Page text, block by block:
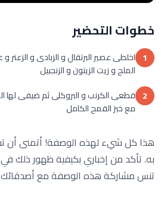
خطوات التحضير
1 اخلطى عصير البرتقال و الزبادى و
الملح و زيت الزيتون و الزنجبيل
2 قطعى الكرنب و البروكلى ثم ضيفى لها
مع خبز القمح الكامل
هذا كل شيء لهذه الوصفة! أتمنى أن
به. تأكد من إخباري بكيفية ظهور ذلك في
تنس مشاركة هذه الوصفة مع أصدقائك